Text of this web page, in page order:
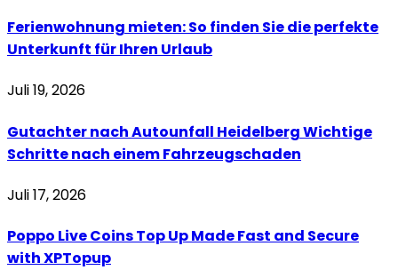
Ferienwohnung mieten: So finden Sie die perfekte
Unterkunft für Ihren Urlaub
Juli 19, 2026
Gutachter nach Autounfall Heidelberg Wichtige
Schritte nach einem Fahrzeugschaden
Juli 17, 2026
Poppo Live Coins Top Up Made Fast and Secure
with XPTopup